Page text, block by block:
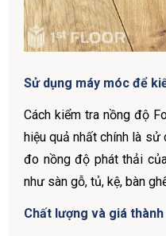
Sử dụng máy móc để
Cách kiểm tra nồng độ
hiệu quả nhất chính là
đo nồng độ phát thải
như sàn gỗ, tủ, kệ, bàn
Chất lượng và giá thành